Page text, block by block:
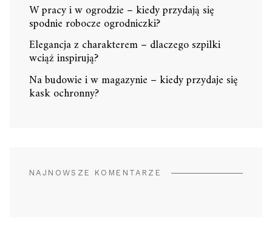
W pracy i w ogrodzie – kiedy przydają się
spodnie robocze ogrodniczki?
Elegancja z charakterem – dlaczego szpilki
wciąż inspirują?
Na budowie i w magazynie – kiedy przydaje się
kask ochronny?
NAJNOWSZE KOMENTARZE